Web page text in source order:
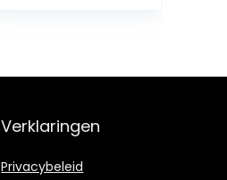
Verklaringen
Privacybeleid